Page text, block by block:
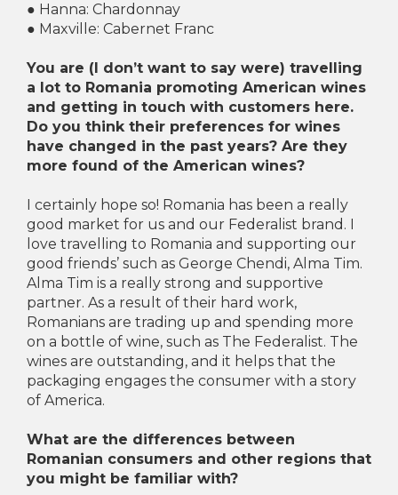
● Hanna: Chardonnay
● Maxville: Cabernet Franc
You are (I don’t want to say were) travelling
a lot to Romania promoting American wines
and getting in touch with customers here.
Do you think their preferences for wines
have changed in the past years? Are they
more found of the American wines?
I certainly hope so! Romania has been a really
good market for us and our Federalist brand. I
love travelling to Romania and supporting our
good friends’ such as George Chendi, Alma Tim.
Alma Tim is a really strong and supportive
partner. As a result of their hard work,
Romanians are trading up and spending more
on a bottle of wine, such as The Federalist. The
wines are outstanding, and it helps that the
packaging engages the consumer with a story
of America.
What are the differences between
Romanian consumers and other regions that
you might be familiar with?